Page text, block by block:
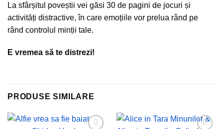
La sfârșitul poveștii vei găsi 30 de pagini de jocuri și
activități distractive, în care emoțiile vor prelua rând pe
rând controlul minții tale.
E vremea să te distrezi!
PRODUSE SIMILARE